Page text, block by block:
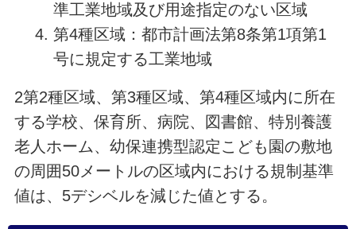
準工業地域及び用途指定のない区域
第4種区域：都市計画法第8条第1項第1
号に規定する工業地域
2第2種区域、第3種区域、第4種区域内に所在
する学校、保育所、病院、図書館、特別養護
老人ホーム、幼保連携型認定こども園の敷地
の周囲50メートルの区域内における規制基準
値は、5デシベルを減じた値とする。